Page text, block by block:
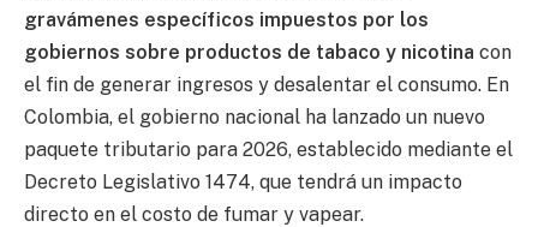
gravámenes específicos impuestos por los
gobiernos sobre productos de tabaco y nicotina con
el fin de generar ingresos y desalentar el consumo. En
Colombia, el gobierno nacional ha lanzado un nuevo
paquete tributario para 2026, establecido mediante el
Decreto Legislativo 1474, que tendrá un impacto
directo en el costo de fumar y vapear.